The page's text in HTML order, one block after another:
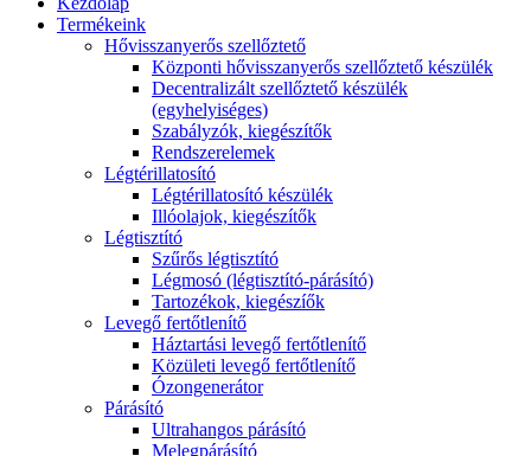
Termékeink
Hővisszanyerős szellőztető
Központi hővisszanyerős szellőztető készülék
Decentralizált szellőztető készülék
(egyhelyiséges)
Szabályzók, kiegészítők
Rendszerelemek
Légtérillatosító
Légtérillatosító készülék
Illóolajok, kiegészítők
Légtisztító
Szűrős légtisztító
Légmosó (légtisztító-párásító)
Tartozékok, kiegészíők
Levegő fertőtlenítő
Háztartási levegő fertőtlenítő
Közületi levegő fertőtlenítő
Ózongenerátor
Párásító
Ultrahangos párásító
Melegpárásító